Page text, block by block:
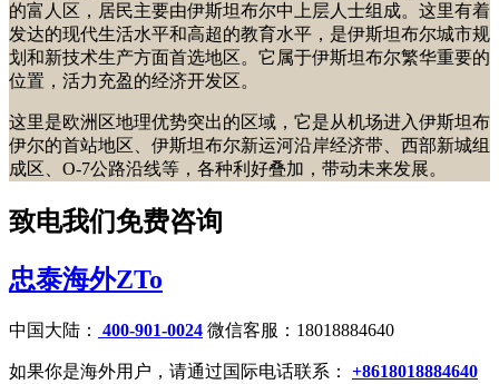
的富人区，居民主要由伊斯坦布尔中上层人士组成。这里有着
发达的现代生活水平和高超的教育水平，是伊斯坦布尔城市规
划和新技术生产方面首选地区。它属于伊斯坦布尔繁华重要的
位置，活力充盈的经济开发区。
这里是欧洲区地理优势突出的区域，它是从机场进入伊斯坦布
伊尔的首站地区、伊斯坦布尔新运河沿岸经济带、西部新城组
成区、O-7公路沿线等，各种利好叠加，带动未来发展。
致电我们免费咨询
忠泰海外ZTo
中国大陆： 400-901-0024 微信客服：18018884640
如果你是海外用户，请通过国际电话联系： +8618018884640